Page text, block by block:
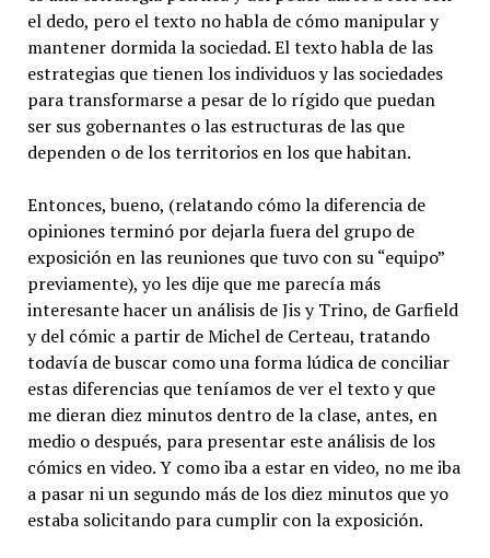
el dedo, pero el texto no habla de cómo manipular y
mantener dormida la sociedad. El texto habla de las
estrategias que tienen los individuos y las sociedades
para transformarse a pesar de lo rígido que puedan
ser sus gobernantes o las estructuras de las que
dependen o de los territorios en los que habitan.
Entonces, bueno, (relatando cómo la diferencia de
opiniones terminó por dejarla fuera del grupo de
exposición en las reuniones que tuvo con su “equipo”
previamente), yo les dije que me parecía más
interesante hacer un análisis de Jis y Trino, de Garfield
y del cómic a partir de Michel de Certeau, tratando
todavía de buscar como una forma lúdica de conciliar
estas diferencias que teníamos de ver el texto y que
me dieran diez minutos dentro de la clase, antes, en
medio o después, para presentar este análisis de los
cómics en video. Y como iba a estar en video, no me iba
a pasar ni un segundo más de los diez minutos que yo
estaba solicitando para cumplir con la exposición.